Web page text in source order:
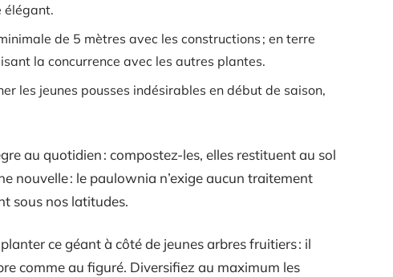
élégant.
de 5 mètres avec les constructions ; en terre
la concurrence avec les autres plantes.
les jeunes pousses indésirables en début de saison,
au quotidien : compostez-les, elles restituent au sol
nouvelle : le paulownia n’exige aucun traitement
sous nos latitudes.
ce géant à côté de jeunes arbres fruitiers : il
comme au figuré. Diversifiez au maximum les